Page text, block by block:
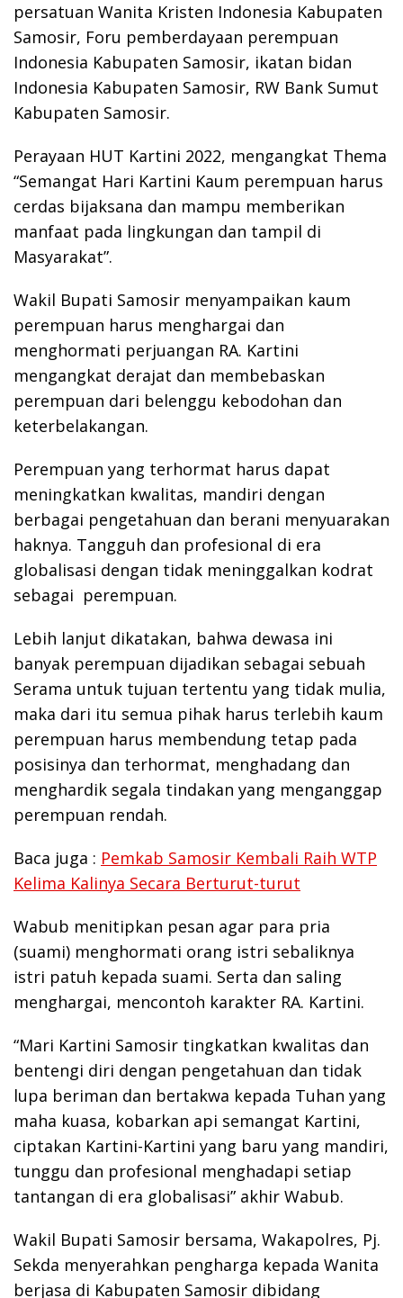
persatuan Wanita Kristen Indonesia Kabupaten
Samosir, Foru pemberdayaan perempuan
Indonesia Kabupaten Samosir, ikatan bidan
Indonesia Kabupaten Samosir, RW Bank Sumut
Kabupaten Samosir.
Perayaan HUT Kartini 2022, mengangkat Thema
“Semangat Hari Kartini Kaum perempuan harus
cerdas bijaksana dan mampu memberikan
manfaat pada lingkungan dan tampil di
Masyarakat”.
Wakil Bupati Samosir menyampaikan kaum
perempuan harus menghargai dan
menghormati perjuangan RA. Kartini
mengangkat derajat dan membebaskan
perempuan dari belenggu kebodohan dan
keterbelakangan.
Perempuan yang terhormat harus dapat
meningkatkan kwalitas, mandiri dengan
berbagai pengetahuan dan berani menyuarakan
haknya. Tangguh dan profesional di era
globalisasi dengan tidak meninggalkan kodrat
sebagai perempuan.
Lebih lanjut dikatakan, bahwa dewasa ini
banyak perempuan dijadikan sebagai sebuah
Serama untuk tujuan tertentu yang tidak mulia,
maka dari itu semua pihak harus terlebih kaum
perempuan harus membendung tetap pada
posisinya dan terhormat, menghadang dan
menghardik segala tindakan yang menganggap
perempuan rendah.
Baca juga : Pemkab Samosir Kembali Raih WTP
Kelima Kalinya Secara Berturut-turut
Wabub menitipkan pesan agar para pria
(suami) menghormati orang istri sebaliknya
istri patuh kepada suami. Serta dan saling
menghargai, mencontoh karakter RA. Kartini.
“Mari Kartini Samosir tingkatkan kwalitas dan
bentengi diri dengan pengetahuan dan tidak
lupa beriman dan bertakwa kepada Tuhan yang
maha kuasa, kobarkan api semangat Kartini,
ciptakan Kartini-Kartini yang baru yang mandiri,
tunggu dan profesional menghadapi setiap
tantangan di era globalisasi” akhir Wabub.
Wakil Bupati Samosir bersama, Wakapolres, Pj.
Sekda menyerahkan pengharga kepada Wanita
berjasa di Kabupaten Samosir dibidang